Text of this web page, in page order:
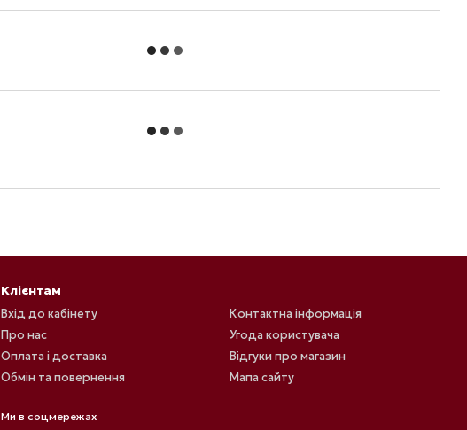
Клієнтам
Вхід до кабінету
Про нас
Оплата і доставка
Обмін та повернення
Контактна інформація
Угода користувача
Відгуки про магазин
Мапа сайту
Ми в соцмережах